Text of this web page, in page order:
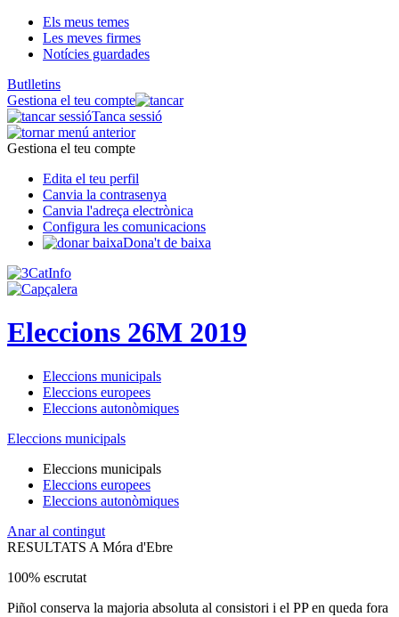
Els meus temes
Les meves firmes
Notícies guardades
Butlletins
Gestiona el teu compte
Tanca sessió
Gestiona el teu compte
Edita el teu perfil
Canvia la contrasenya
Canvia l'adreça electrònica
Configura les comunicacions
Dona't de baixa
Eleccions 26M 2019
Eleccions municipals
Eleccions europees
Eleccions autonòmiques
Eleccions municipals
Eleccions municipals
Eleccions europees
Eleccions autonòmiques
Anar al contingut
RESULTATS A Móra d'Ebre
100% escrutat
Piñol conserva la majoria absoluta al consistori i el PP en queda fora